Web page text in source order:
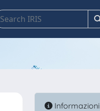
Informazioni